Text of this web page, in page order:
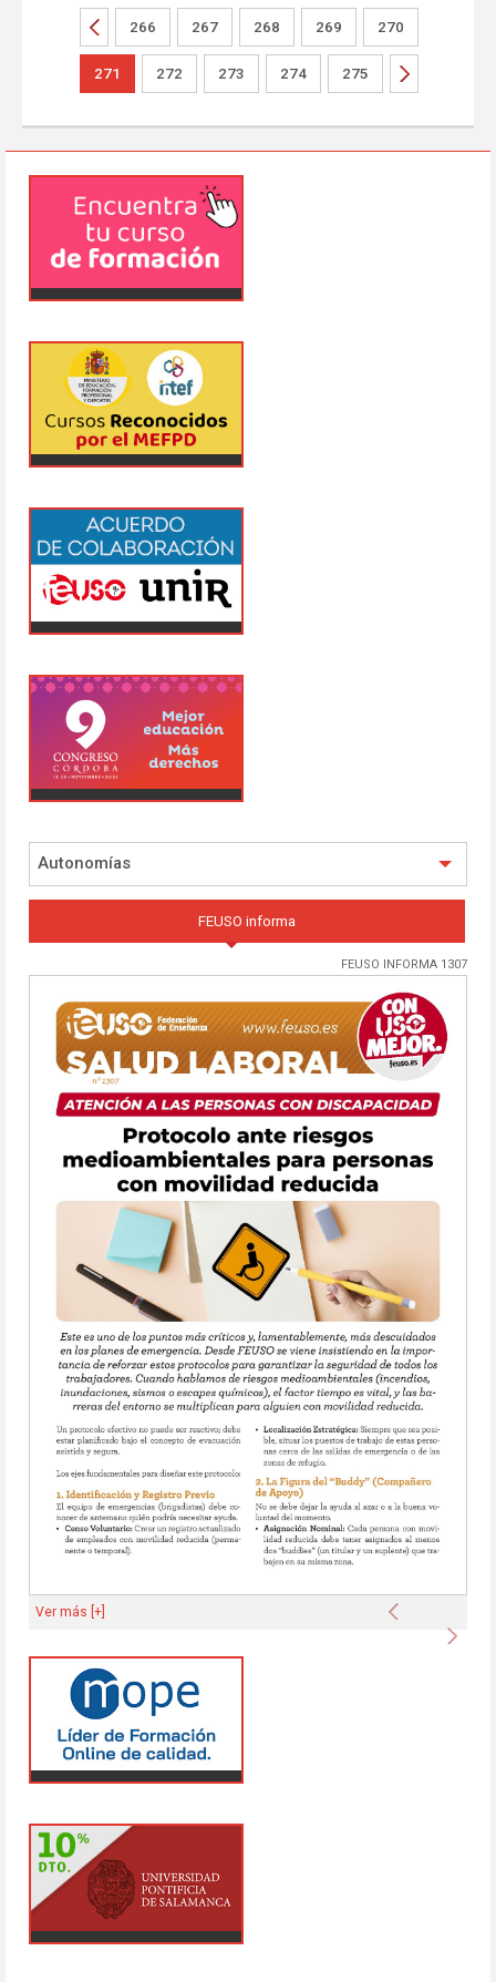
266 267 268 269 270
271 272 273 274 275
Autonomías
FEUSO informa
FEUSO INFORMA 1307
Anterior
Ver más [+]